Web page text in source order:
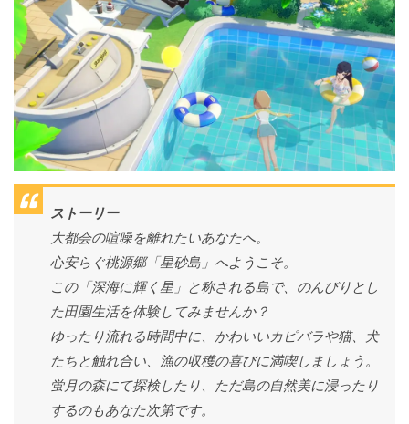
ストーリー
大都会の喧噪を離れたいあなたへ。
心安らぐ桃源郷「星砂島」へようこそ。
この「深海に輝く星」と称される島で、のんびりとし
た田園生活を体験してみませんか？
ゆったり流れる時間中に、かわいいカピバラや猫、犬
たちと触れ合い、漁の収穫の喜びに満喫しましょう。
蛍月の森にて探検したり、ただ島の自然美に浸ったり
するのもあなた次第です。